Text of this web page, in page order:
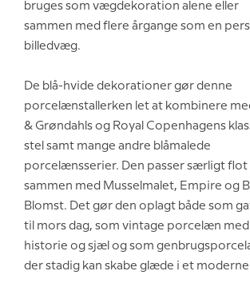
bruges som vægdekoration alene eller
sammen med flere årgange som en
billedvæg.
De blå-hvide dekorationer gør denne
porcelænstallerken let at kombinere
& Grøndahls og Royal Copenhagens
stel samt mange andre blåmalede
porcelænsserier. Den passer særligt flot
sammen med Musselmalet, Empire og
Blomst. Det gør den oplagt både som
til mors dag, som vintage porcelæn med
historie og sjæl og som
der stadig kan skabe glæde i et